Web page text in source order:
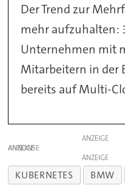
Der Trend zur
mehr aufzuhalten:
Unternehmen mit
Mitarbeitern in der
bereits auf Multi-
ANZEIGE
ANZEIGE
ANZEIGE
KUBERNETES BMW